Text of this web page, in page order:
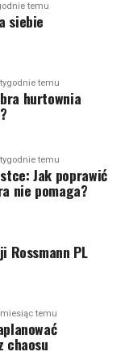
temu
siebie
temu
hurtownia
temu
Jak poprawić
nie pomaga?
Rossmann PL
temu
chaosu